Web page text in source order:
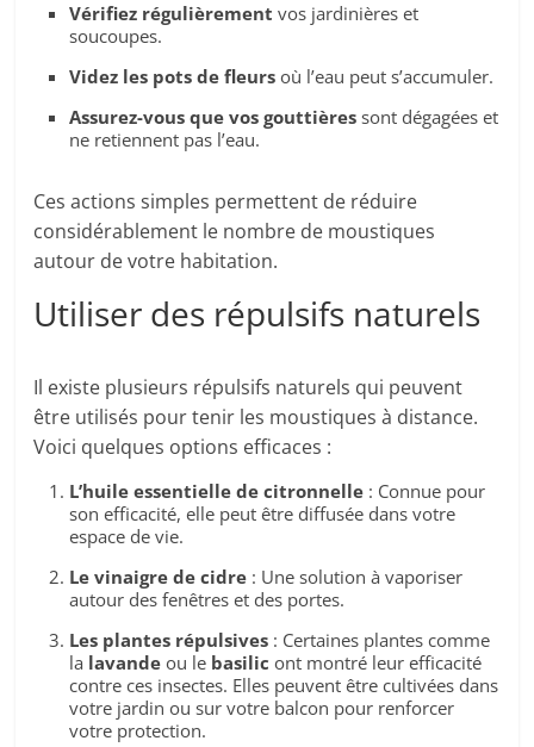
Vérifiez régulièrement vos jardinières et
soucoupes.
Videz les pots de fleurs où l’eau peut s’accumuler.
Assurez-vous que vos gouttières sont dégagées et
ne retiennent pas l’eau.
Ces actions simples permettent de réduire
considérablement le nombre de moustiques
autour de votre habitation.
Utiliser des répulsifs naturels
Il existe plusieurs répulsifs naturels qui peuvent
être utilisés pour tenir les moustiques à distance.
Voici quelques options efficaces :
L’huile essentielle de citronnelle : Connue pour
son efficacité, elle peut être diffusée dans votre
espace de vie.
Le vinaigre de cidre : Une solution à vaporiser
autour des fenêtres et des portes.
Les plantes répulsives : Certaines plantes comme
la lavande ou le basilic ont montré leur efficacité
contre ces insectes. Elles peuvent être cultivées dans
votre jardin ou sur votre balcon pour renforcer
votre protection.